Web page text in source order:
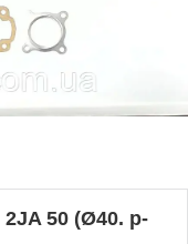
50 (Ø40. p-